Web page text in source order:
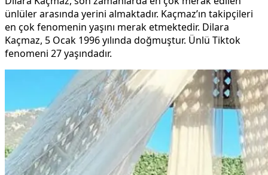
ünlüler arasında yerini almaktadır. Kaçmaz’ın takipçileri
en çok fenomenin yaşını merak etmektedir. Dilara
Kaçmaz, 5 Ocak 1996 yılında doğmuştur. Ünlü Tiktok
fenomeni 27 yaşındadır.